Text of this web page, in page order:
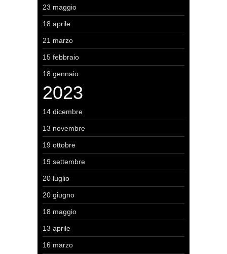
23 maggio
18 aprile
21 marzo
15 febbraio
18 gennaio
2023
14 dicembre
13 novembre
19 ottobre
19 settembre
20 luglio
20 giugno
18 maggio
13 aprile
16 marzo